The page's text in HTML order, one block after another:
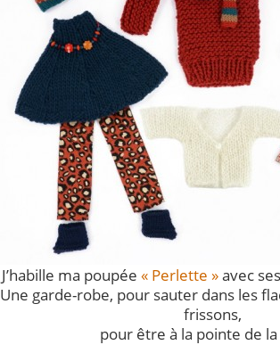
J’habille ma poupée « Perlette »avec
Une garde-robe, pour sauter dans les
frissons,
pour être à la pointe de